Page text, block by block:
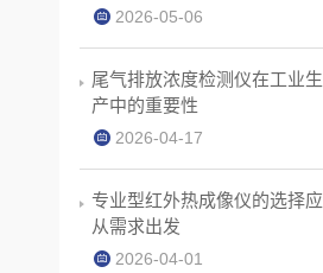
2026-05-06
尾气排放浓度检测仪在工业生
产中的重要性
2026-04-17
专业型红外热成像仪的选择应
从需求出发
2026-04-01